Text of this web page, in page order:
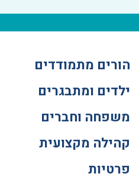
הורים מתמודדים
ילדים ומתבגרים
משפחה וחברים
קהילה מקצועית
פרטיות